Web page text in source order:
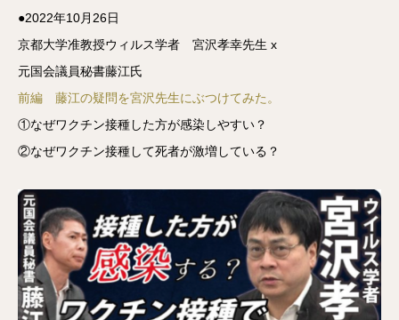
●2022年10月26日
京都大学准教授ウィルス学者 宮沢孝幸先生 x
元国会議員秘書藤江氏
前編 藤江の疑問を宮沢先生にぶつけてみた。
①なぜワクチン接種した方が感染しやすい？
②なぜワクチン接種して死者が激増している？